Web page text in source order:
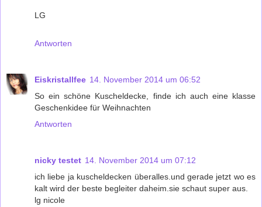
LG
Antworten
Eiskristallfee 14. November 2014 um 06:52
So ein schöne Kuscheldecke, finde ich auch eine klasse
Geschenkidee für Weihnachten
Antworten
nicky testet 14. November 2014 um 07:12
ich liebe ja kuscheldecken überalles.und gerade jetzt wo es
kalt wird der beste begleiter daheim.sie schaut super aus.
lg nicole